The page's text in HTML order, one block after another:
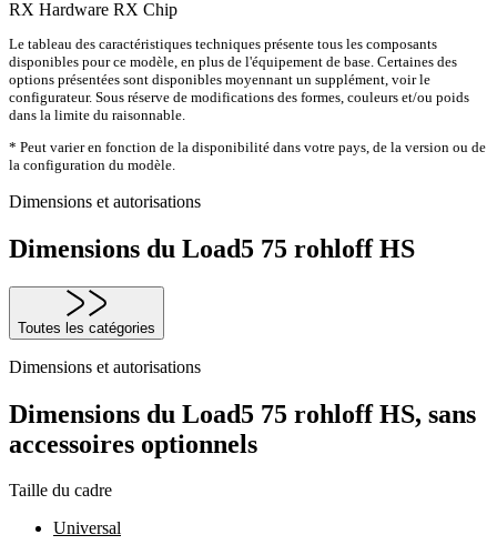
RX Hardware RX Chip
Le tableau des caractéristiques techniques présente tous les composants
disponibles pour ce modèle, en plus de l'équipement de base. Certaines des
options présentées sont disponibles moyennant un supplément, voir le
configurateur. Sous réserve de modifications des formes, couleurs et/ou poids
dans la limite du raisonnable.
* Peut varier en fonction de la disponibilité dans votre pays, de la version ou de
la configuration du modèle.
Dimensions et autorisations
Dimensions du Load5 75 rohloff HS
Toutes les catégories
Dimensions et autorisations
Dimensions du Load5 75 rohloff HS, sans
accessoires optionnels
Taille du cadre
Universal